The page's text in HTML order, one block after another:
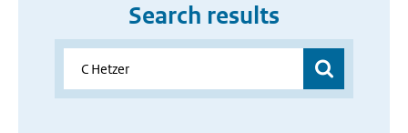
Search results